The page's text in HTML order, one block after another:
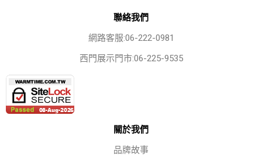
聯絡我們
網路客服:06-222-0981
西門展示門市:06-225-9535
關於我們
品牌故事